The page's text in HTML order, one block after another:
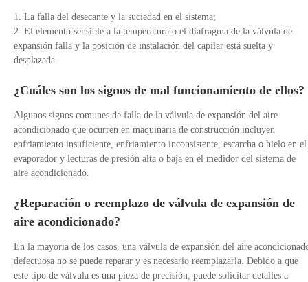
1. La falla del desecante y la suciedad en el sistema;
2. El elemento sensible a la temperatura o el diafragma de la válvula de
expansión falla y la posición de instalación del capilar está suelta y
desplazada.
¿Cuáles son los signos de mal funcionamiento de ellos?
Algunos signos comunes de falla de la válvula de expansión del aire
acondicionado que ocurren en maquinaria de construcción incluyen
enfriamiento insuficiente, enfriamiento inconsistente, escarcha o hielo en el
evaporador y lecturas de presión alta o baja en el medidor del sistema de
aire acondicionado.
¿Reparación o reemplazo de válvula de expansión de
aire acondicionado?
En la mayoría de los casos, una válvula de expansión del aire
defectuosa no se puede reparar y es necesario reemplazarla. Debido a que
este tipo de válvula es una pieza de precisión, puede solicitar detalles a